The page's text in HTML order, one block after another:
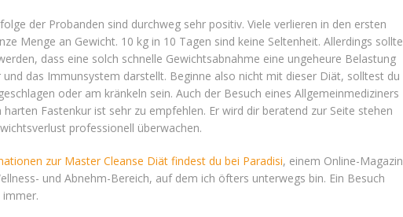
der Probanden sind durchweg sehr positiv. Viele verlieren in den ersten
Menge an Gewicht. 10 kg in 10 Tagen sind keine Seltenheit. Allerdings sollte
dass eine solch schnelle Gewichtsabnahme eine ungeheure Belastung
das Immunsystem darstellt. Beginne also nicht mit dieser Diät, solltest du
oder am kränkeln sein. Auch der Besuch eines Allgemeinmediziners
Fastenkur ist sehr zu empfehlen. Er wird dir beratend zur Seite stehen
professionell überwachen.
zur Master Cleanse Diät findest du bei Paradisi, einem Online-Magazin
und Abnehm-Bereich, auf dem ich öfters unterwegs bin. Ein Besuch